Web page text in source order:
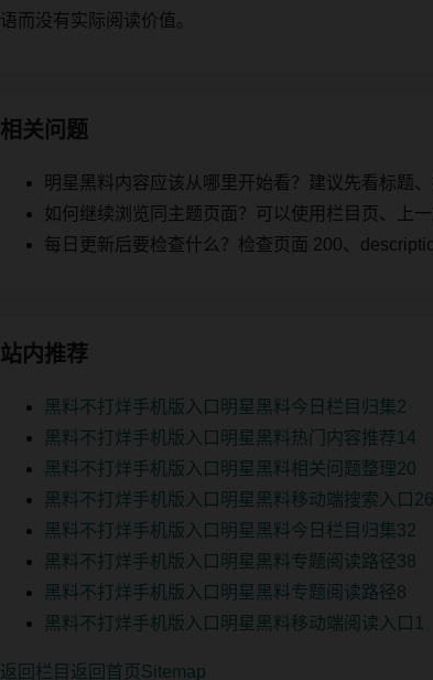
语而没有实际阅读价值。
相关问题
明星黑料内容应该从哪里开始看？建议先看标题
如何继续浏览同主题页面？可以使用栏目页、上
每日更新后要检查什么？检查页面 200、
站内推荐
黑料不打烊手机版入口明星黑料今日栏目归集2
黑料不打烊手机版入口明星黑料热门内容推荐14
黑料不打烊手机版入口明星黑料相关问题整理20
黑料不打烊手机版入口明星黑料移动端搜索入口26
黑料不打烊手机版入口明星黑料今日栏目归集32
黑料不打烊手机版入口明星黑料专题阅读路径38
黑料不打烊手机版入口明星黑料专题阅读路径8
黑料不打烊手机版入口明星黑料移动端阅读入口1
返回栏目 返回首页 Sitemap